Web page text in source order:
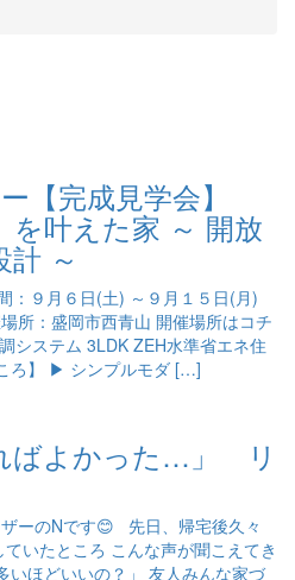
【完成見学会】
を叶えた家 ～ 開放
計 ～
９月６日(土) ～９月１５日(月)
所：盛岡市西青山 開催場所はコチ
システム 3LDK ZEH水準省エネ住
ろ】 ▶ シンプルモダ […]
ばよかった…」 リ
ーのNです😊 先日、帰宅後久々
いたところ こんな声が聞こえてき
ほどいいの？」 友人みんな家づ